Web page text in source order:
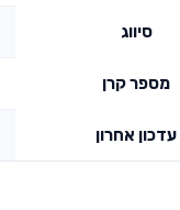
סיווג
מספר קרן
עדכון אחרון